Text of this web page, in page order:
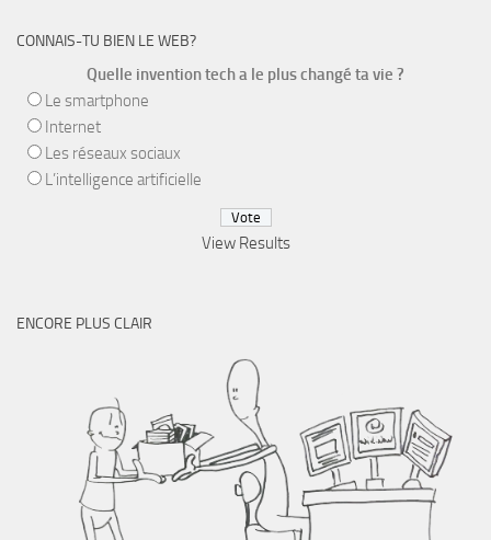
CONNAIS-TU BIEN LE WEB?
Quelle invention tech a le plus changé ta vie ?
Le smartphone
Internet
Les réseaux sociaux
L’intelligence artificielle
View Results
ENCORE PLUS CLAIR